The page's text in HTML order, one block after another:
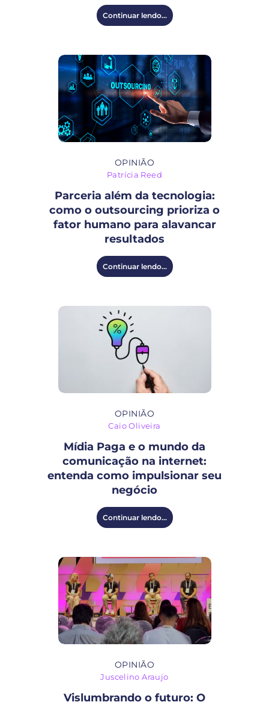
Continuar lendo...
OPINIÃO
Patrícia Reed
Parceria além da tecnologia:
como o outsourcing prioriza o
fator humano para alavancar
resultados
Continuar lendo...
OPINIÃO
Caio Oliveira
Mídia Paga e o mundo da
comunicação na internet:
entenda como impulsionar seu
negócio
Continuar lendo...
OPINIÃO
Juscelino Araujo
Vislumbrando o futuro: O